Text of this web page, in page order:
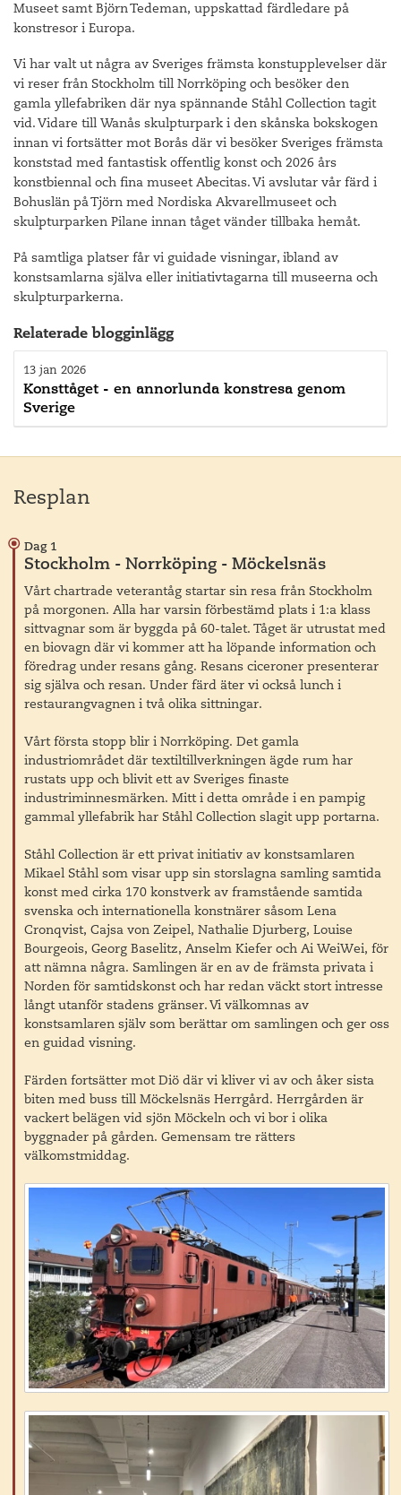
Museet samt Björn Tedeman, uppskattad färdledare på
konstresor i Europa.
Vi har valt ut några av Sveriges främsta konstupplevelser där
vi reser från Stockholm till Norrköping och besöker den
gamla yllefabriken där nya spännande Ståhl Collection tagit
vid. Vidare till Wanås skulpturpark i den skånska bokskogen
innan vi fortsätter mot Borås där vi besöker Sveriges främsta
konststad med fantastisk offentlig konst och 2026 års
konstbiennal och fina museet Abecitas. Vi avslutar vår färd i
Bohuslän på Tjörn med Nordiska Akvarellmuseet och
skulpturparken Pilane innan tåget vänder tillbaka hemåt.
På samtliga platser får vi guidade visningar, ibland av
konstsamlarna själva eller initiativtagarna till museerna och
skulpturparkerna.
Relaterade blogginlägg
13 jan 2026
Konsttåget - en annorlunda konstresa genom
Sverige
Resplan
Dag 1
Stockholm - Norrköping - Möckelsnäs
Vårt chartrade veterantåg startar sin resa från Stockholm
på morgonen. Alla har varsin förbestämd plats i 1:a klass
sittvagnar som är byggda på 60-talet. Tåget är utrustat med
en biovagn där vi kommer att ha löpande information och
föredrag under resans gång. Resans ciceroner presenterar
sig själva och resan. Under färd äter vi också lunch i
restaurangvagnen i två olika sittningar.
Vårt första stopp blir i Norrköping. Det gamla
industriområdet där textiltillverkningen ägde rum har
rustats upp och blivit ett av Sveriges finaste
industriminnesmärken. Mitt i detta område i en pampig
gammal yllefabrik har Ståhl Collection slagit upp portarna.
Ståhl Collection är ett privat initiativ av konstsamlaren
Mikael Ståhl som visar upp sin storslagna samling samtida
konst med cirka 170 konstverk av framstående samtida
svenska och internationella konstnärer såsom Lena
Cronqvist, Cajsa von Zeipel, Nathalie Djurberg, Louise
Bourgeois, Georg Baselitz, Anselm Kiefer och Ai WeiWei, för
att nämna några. Samlingen är en av de främsta privata i
Norden för samtidskonst och har redan väckt stort intresse
långt utanför stadens gränser. Vi välkomnas av
konstsamlaren själv som berättar om samlingen och ger oss
en guidad visning.
Färden fortsätter mot Diö där vi kliver vi av och åker sista
biten med buss till Möckelsnäs Herrgård. Herrgården är
vackert belägen vid sjön Möckeln och vi bor i olika
byggnader på gården. Gemensam tre rätters
välkomstmiddag.